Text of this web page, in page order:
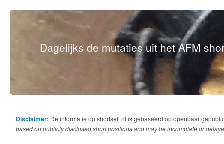
Dagelijks de mutaties uit het AFM
Disclaimer: De informatie op shortsell.nl is gebaseerd op openbaar
based on publicly disclosed short positions and may be incomplete or